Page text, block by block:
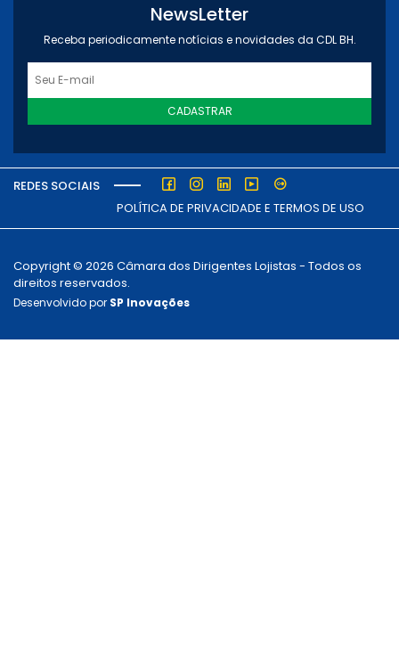
NewsLetter
Receba periodicamente notícias e novidades da CDL BH.
CADASTRAR
REDES SOCIAIS
POLÍTICA DE PRIVACIDADE E TERMOS DE USO
Copyright © 2026 Câmara dos Dirigentes Lojistas - Todos os
direitos reservados.
Desenvolvido por SP Inovações